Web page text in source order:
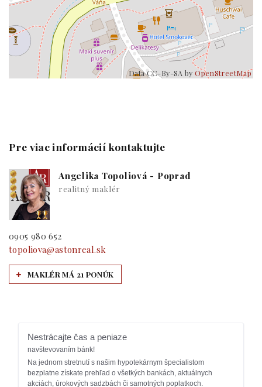
Data CC-By-SA byOpenStreetMap
Pre viac informácií kontaktujte
Angelika Topoliová - Poprad
realitný maklér
0905 980 652
topoliova@astonreal.sk
MAKLÉR MÁ 21 PONÚK